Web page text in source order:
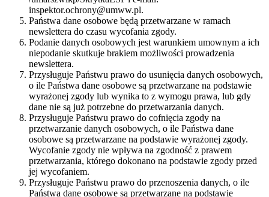
inspektor.ochrony@umww.pl.
Państwa dane osobowe będą przetwarzane w ramach
newslettera do czasu wycofania zgody.
Podanie danych osobowych jest warunkiem umownym a ich
niepodanie skutkuje brakiem możliwości prowadzenia
newslettera.
Przysługuje Państwu prawo do usunięcia danych osobowych,
o ile Państwa dane osobowe są przetwarzane na podstawie
wyrażonej zgody lub wynika to z wymogu prawa, lub gdy
dane nie są już potrzebne do przetwarzania danych.
Przysługuje Państwu prawo do cofnięcia zgody na
przetwarzanie danych osobowych, o ile Państwa dane
osobowe są przetwarzane na podstawie wyrażonej zgody.
Wycofanie zgody nie wpływa na zgodność z prawem
przetwarzania, którego dokonano na podstawie zgody przed
jej wycofaniem.
Przysługuje Państwu prawo do przenoszenia danych, o ile
Państwa dane osobowe są przetwarzane na podstawie